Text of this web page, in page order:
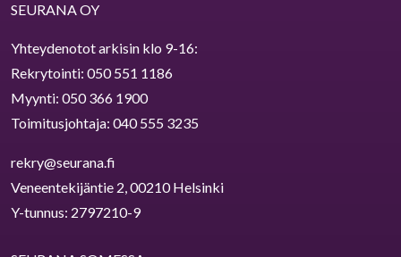
SEURANA OY
Yhteydenotot arkisin klo 9⁠-⁠16:
Rekrytointi: 050 551 1186
Myynti: 050 366 1900
Toimitusjohtaja: 040 555 3235
rekry@seurana.fi
Veneentekijäntie 2, 00210 Helsinki
Y-tunnus: 2797210-9